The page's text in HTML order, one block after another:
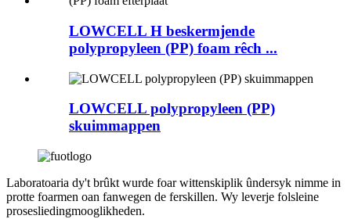
LOWCELL H beskermjende
polypropyleen (PP) foam rêch ...
LOWCELL polypropyleen (PP)
skuimmappen
Laboratoaria dy't brûkt wurde foar wittenskiplik ûndersyk nimme in
protte foarmen oan fanwegen de ferskillen. Wy leverje folsleine
prosesliedingmooglikheden.